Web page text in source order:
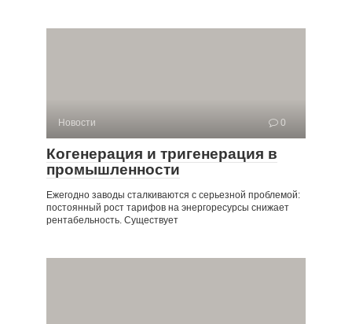
Новости 0
Когенерация и тригенерация в
промышленности
Ежегодно заводы сталкиваются с серьезной проблемой:
постоянный рост тарифов на энергоресурсы снижает
рентабельность. Существует